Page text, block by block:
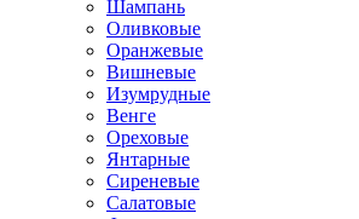
Шампань
Оливковые
Оранжевые
Вишневые
Изумрудные
Венге
Ореховые
Янтарные
Сиреневые
Салатовые